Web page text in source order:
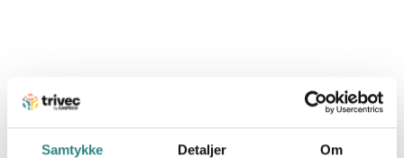
Samtykke Detaljer Om